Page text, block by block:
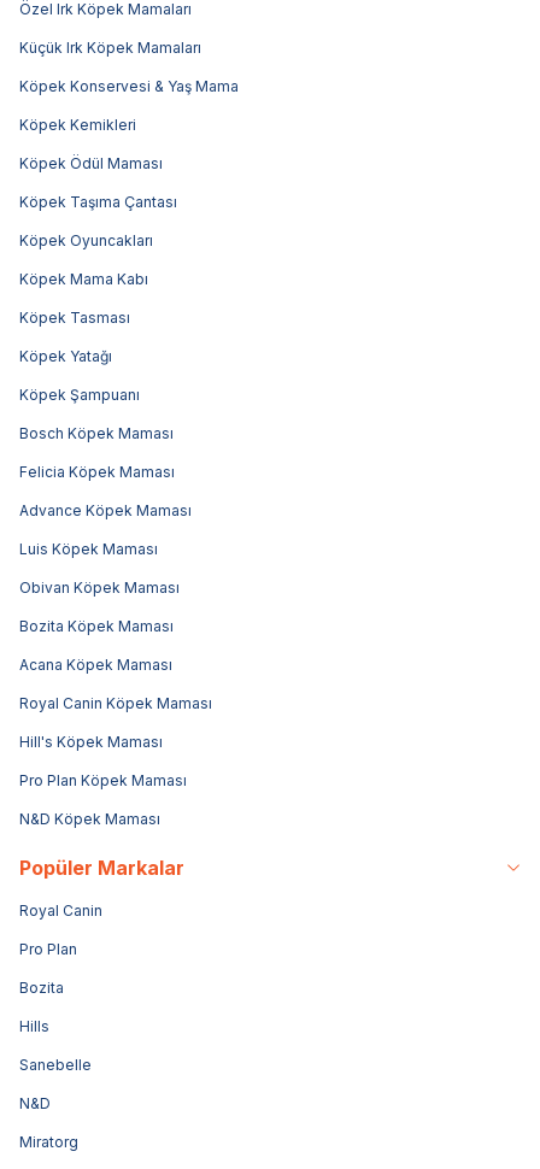
Özel Irk Köpek Mamaları
Küçük Irk Köpek Mamaları
Köpek Konservesi & Yaş Mama
Köpek Kemikleri
Köpek Ödül Maması
Köpek Taşıma Çantası
Köpek Oyuncakları
Köpek Mama Kabı
Köpek Tasması
Köpek Yatağı
Köpek Şampuanı
Bosch Köpek Maması
Felicia Köpek Maması
Advance Köpek Maması
Luis Köpek Maması
Obivan Köpek Maması
Bozita Köpek Maması
Acana Köpek Maması
Royal Canin Köpek Maması
Hill's Köpek Maması
Pro Plan Köpek Maması
N&D Köpek Maması
Popüler Markalar
Royal Canin
Pro Plan
Bozita
Hills
Sanebelle
N&D
Miratorg